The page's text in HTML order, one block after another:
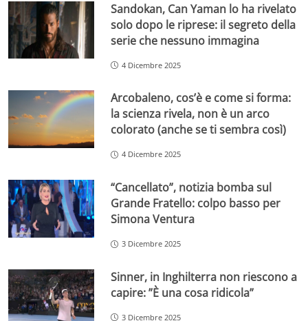
Sandokan, Can Yaman lo ha rivelato
solo dopo le riprese: il segreto della
serie che nessuno immagina
4 Dicembre 2025
Arcobaleno, cos’è e come si forma:
la scienza rivela, non è un arco
colorato (anche se ti sembra così)
4 Dicembre 2025
“Cancellato”, notizia bomba sul
Grande Fratello: colpo basso per
Simona Ventura
3 Dicembre 2025
Sinner, in Inghilterra non riescono a
capire: ”È una cosa ridicola”
3 Dicembre 2025